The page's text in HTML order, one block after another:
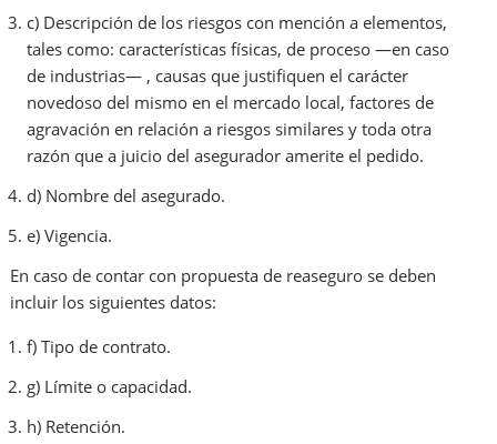
c) Descripción de los riesgos con mención a elementos,
tales como: características físicas, de proceso —en caso
de industrias— , causas que justifiquen el carácter
novedoso del mismo en el mercado local, factores de
agravación en relación a riesgos similares y toda otra
razón que a juicio del asegurador amerite el pedido.
d) Nombre del asegurado.
e) Vigencia.
En caso de contar con propuesta de reaseguro se deben
incluir los siguientes datos:
f) Tipo de contrato.
g) Límite o capacidad.
h) Retención.